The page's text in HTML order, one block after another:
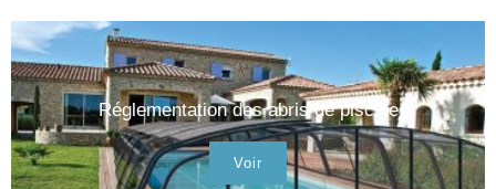
Réglementation des abris de piscine
Voir